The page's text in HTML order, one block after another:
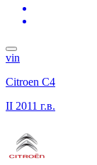
vin
Citroen C4
II 2011 г.в.